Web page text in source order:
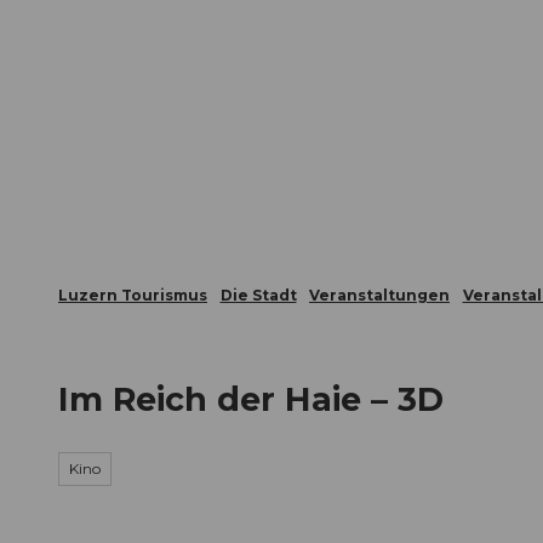
Luzern Tourismus Die Stadt Veranstaltungen
Im Reich der Haie – 3D
Kino